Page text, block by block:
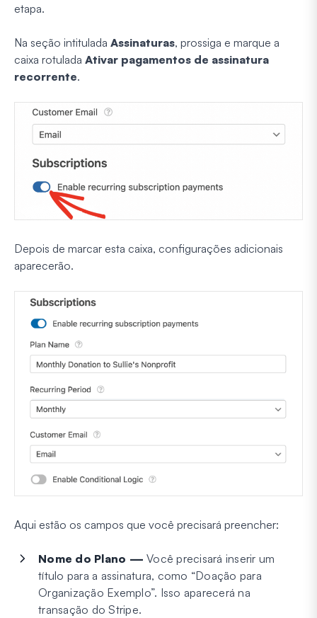
etapa.
Na seção intitulada Assinaturas, prossiga e marque a
caixa rotulada Ativar pagamentos de assinatura
recorrente.
Depois de marcar esta caixa, configurações adicionais
aparecerão.
Aqui estão os campos que você precisará preencher:
Nome do Plano — Você precisará inserir um
título para a assinatura, como “Doação para
Organização Exemplo”. Isso aparecerá na
transação do Stripe.